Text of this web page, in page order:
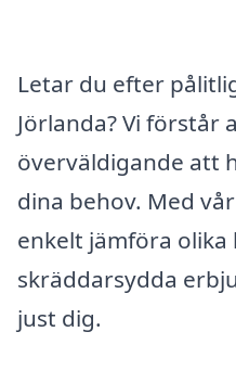
Letar du efter
Jörlanda? Vi förstår
överväldigande att
dina behov. Med
enkelt jämföra
skräddarsydda
just dig.